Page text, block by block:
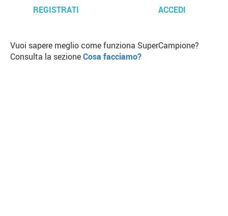
REGISTRATI
ACCEDI
Vuoi sapere meglio come funziona SuperCampione?
Consulta la sezioneCosa facciamo?